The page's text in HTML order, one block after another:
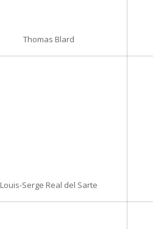
Thomas Blard
Louis-Serge Real del Sarte